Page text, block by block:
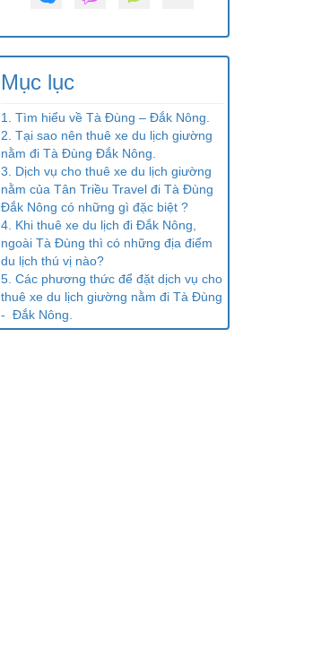
Mục lục
1. Tìm hiểu về Tà Đùng – Đắk Nông.
2. Tại sao nên thuê xe du lịch giường
nằm đi Tà Đùng Đắk Nông.
3. Dịch vụ cho thuê xe du lịch giường
nằm của Tân Triều Travel đi Tà Đùng
Đắk Nông có những gì đặc biệt ?
4. Khi thuê xe du lịch đi Đắk Nông,
ngoài Tà Đùng thì có những địa điểm
du lịch thú vị nào?
5. Các phương thức để đặt dịch vụ cho
thuê xe du lịch giường nằm đi Tà Đùng
- Đắk Nông.